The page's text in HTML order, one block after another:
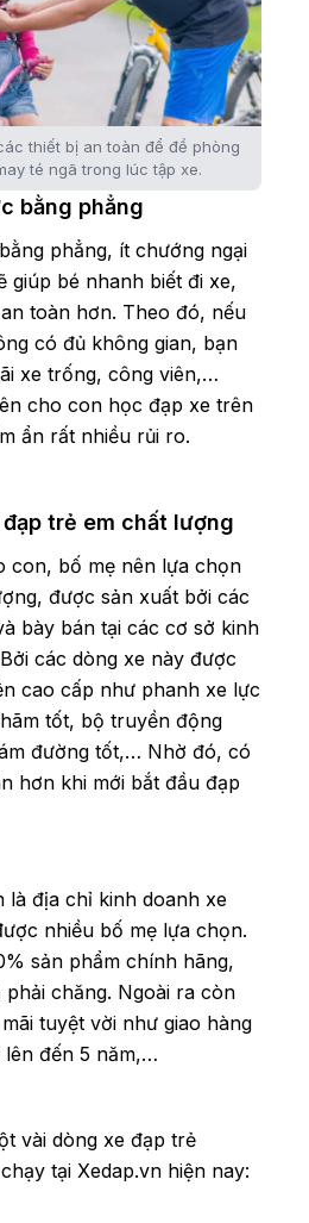
thiết bị an toàn để đề phòng
té ngã trong lúc tập xe.
bằng phẳng
phẳng, ít chướng ngại
giúp bé nhanh biết đi xe,
toàn hơn. Theo đó, nếu
có đủ không gian, bạn
xe trống, công viên,…
cho con học đạp xe trên
ẩn rất nhiều rủi ro.
trẻ em chất lượng
con, bố mẹ nên lựa chọn
được sản xuất bởi các
bày bán tại các cơ sở kinh
các dòng xe này được
cao cấp như phanh xe lực
tốt, bộ truyền động
đường tốt,… Nhờ đó, có
hơn khi mới bắt đầu đạp
là địa chỉ kinh doanh xe
nhiều bố mẹ lựa chọn.
sản phẩm chính hãng,
chăng. Ngoài ra còn
tuyệt vời như giao hàng
lên đến 5 năm,…
vài dòng xe đạp trẻ
tại Xedap.vn hiện nay: